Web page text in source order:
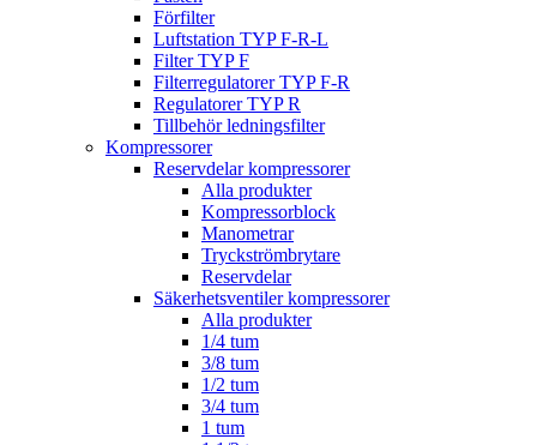
Förfilter
Luftstation TYP F-R-L
Filter TYP F
Filterregulatorer TYP F-R
Regulatorer TYP R
Tillbehör ledningsfilter
Kompressorer
Reservdelar kompressorer
Alla produkter
Kompressorblock
Manometrar
Tryckströmbrytare
Reservdelar
Säkerhetsventiler kompressorer
Alla produkter
1/4 tum
3/8 tum
1/2 tum
3/4 tum
1 tum